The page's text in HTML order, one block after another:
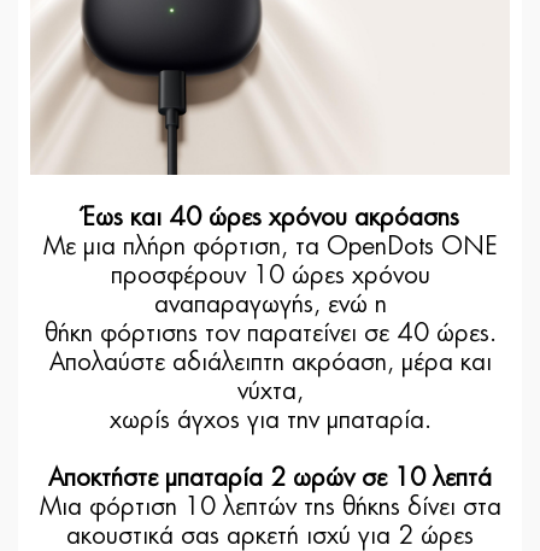
Έως και 40 ώρες χρόνου ακρόασης
Με μια πλήρη φόρτιση, τα OpenDots ONE
προσφέρουν 10 ώρες χρόνου
αναπαραγωγής, ενώ η
θήκη φόρτισης τον παρατείνει σε 40 ώρες.
Απολαύστε αδιάλειπτη ακρόαση, μέρα και
νύχτα,
χωρίς άγχος για την μπαταρία.
Αποκτήστε μπαταρία 2 ωρών σε 10 λεπτά
Μια φόρτιση 10 λεπτών της θήκης δίνει στα
ακουστικά σας αρκετή ισχύ για 2 ώρες